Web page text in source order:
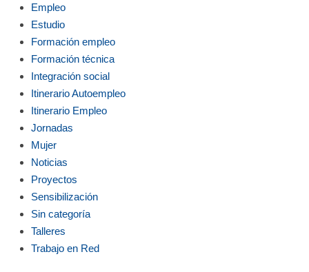
Empleo
Estudio
Formación empleo
Formación técnica
Integración social
Itinerario Autoempleo
Itinerario Empleo
Jornadas
Mujer
Noticias
Proyectos
Sensibilización
Sin categoría
Talleres
Trabajo en Red